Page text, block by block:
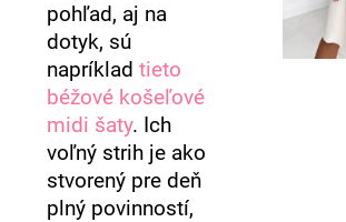
pohľad, aj na
dotyk, sú
napríkladtieto
béžové košeľové
midi šaty. Ich
voľný strih je ako
stvorený pre deň
plný povinností,